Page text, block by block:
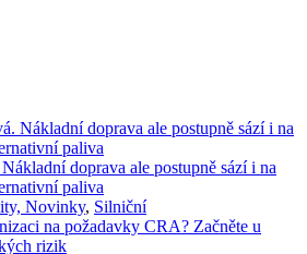
doprava ale postupně sází i na
paliva
Novinky, Silniční